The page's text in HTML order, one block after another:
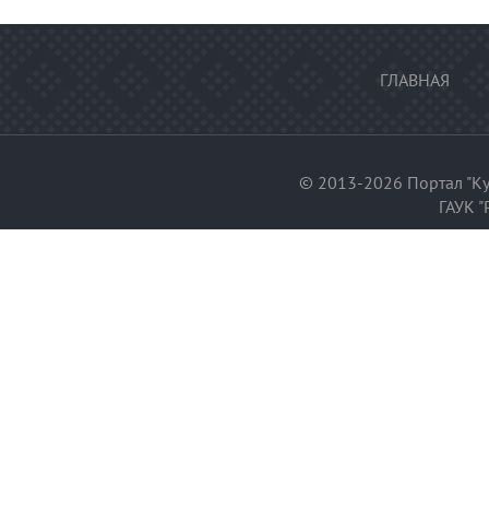
ГЛАВНАЯ
© 2013-2026 Портал
ГАУК